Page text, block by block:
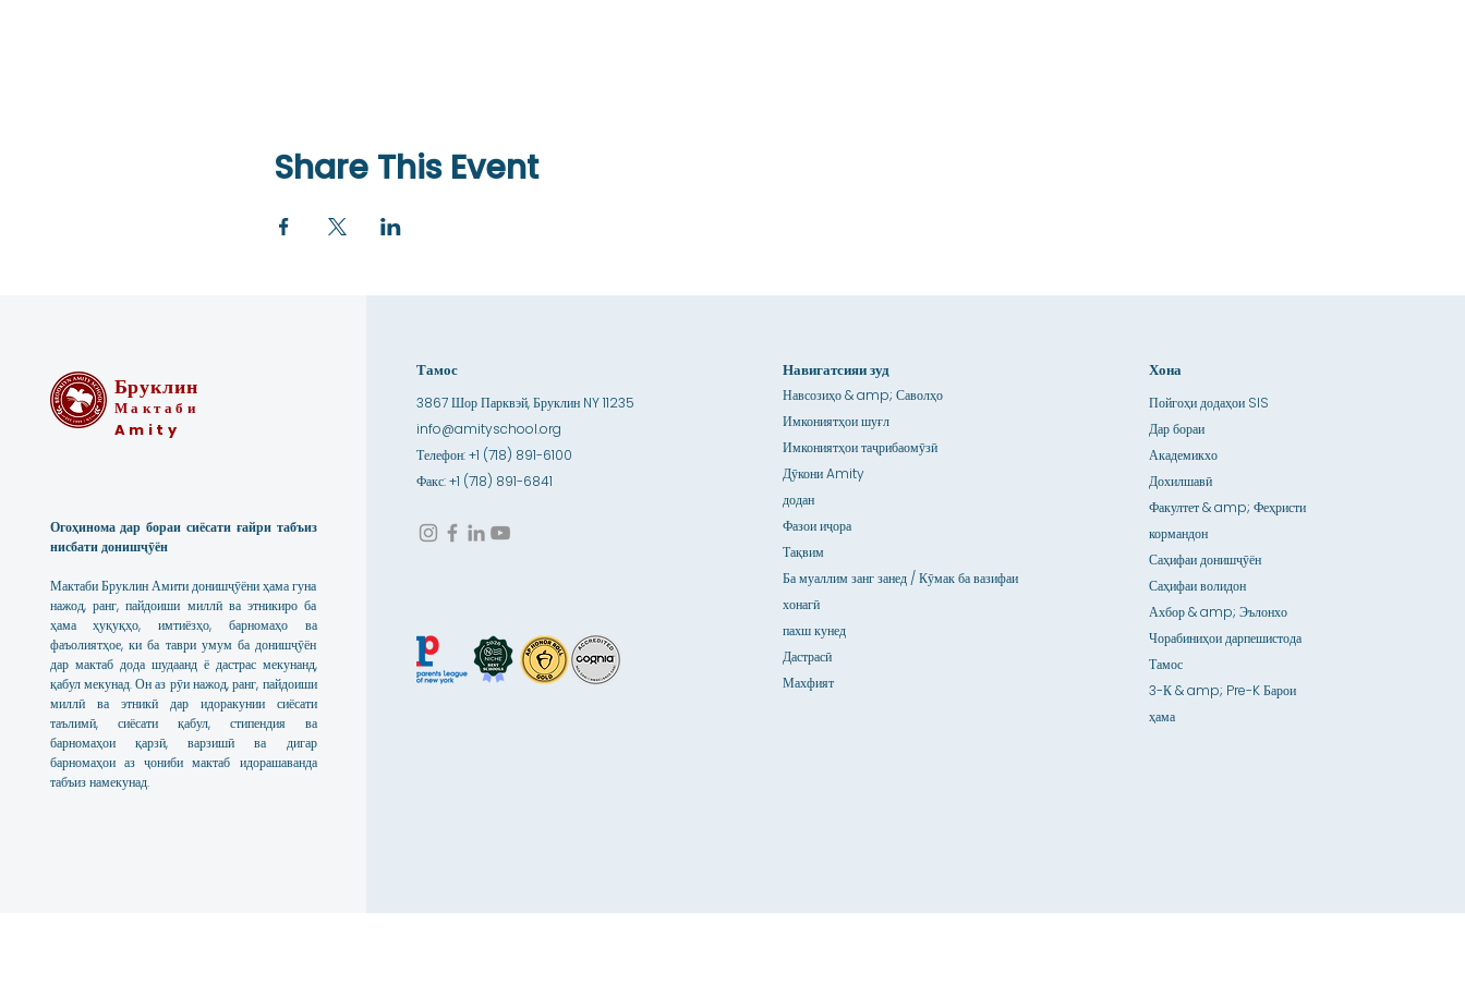
Share This Event
Бруклин
Мактаби
Amity
Огоҳинома дар бораи сиёсати ғайри табъиз
нисбати донишҷӯён
Мактаби Бруклин Амити донишҷӯёни ҳама гуна
нажод, ранг, пайдоиши миллӣ ва этникиро ба
ҳама ҳуқуқҳо, имтиёзҳо, барномаҳо ва
фаъолиятҳое, ки ба таври умум ба донишҷӯён
дар мактаб дода шудаанд ё дастрас мекунанд,
қабул мекунад. Он аз рӯи нажод, ранг, пайдоиши
миллӣ ва этникӣ дар идоракунии сиёсати
таълимӣ, сиёсати қабул, стипендия ва
барномаҳои қарзӣ, варзишӣ ва дигар
барномаҳои аз ҷониби мактаб идорашаванда
табъиз намекунад.
Тамос
3867 Шор Парквэй, Бруклин NY 11235
info@amityschool.org
Телефон: +1 (718) 891-6100
Факс: +1 (718) 891-6841
Навигатсияи зуд
Навсозиҳо & amp; Саволҳо
Имкониятҳои шуғл
Имкониятҳои таҷрибаомӯзӣ
Дӯкони Amity
додан
Фазои иҷора
Тақвим
Ба муаллим занг занед / Кӯмак ба вазифаи
хонагӣ
пахш кунед
Дастрасӣ
Махфият
Хона
Пойгоҳи додаҳои SIS
Дар бораи
Академикхо
Дохилшавӣ
Факултет & amp; Феҳристи
кормандон
Саҳифаи донишҷӯён
Саҳифаи волидон
Ахбор & amp; Эълонхо
Чорабиниҳои дарпешистода
Тамос
3-К & amp; Pre-K Барои
ҳама